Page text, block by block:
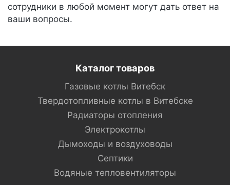
сотрудники в любой момент могут дать ответ на
ваши вопросы.
Каталог товаров
Газовые котлы Витебск
Твердотопливные котлы в Витебске
Радиаторы отопления
Электрокотлы
Дымоходы и воздуховоды
Септики
Водяные тепловентиляторы